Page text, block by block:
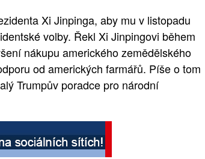
Xi Jinpinga, aby mu v listopadu
volby. Řekl Xi Jinpingovi během
nákupu amerického zemědělského
od amerických farmářů. Píše o tom
Trumpův poradce pro národní